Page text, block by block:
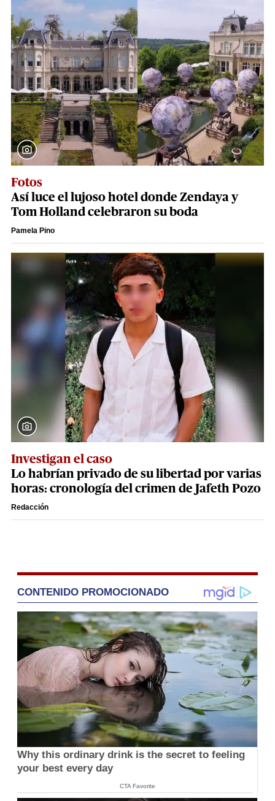
Fotos
Así luce el lujoso hotel donde Zendaya y
Tom Holland celebraron su boda
Pamela Pino
Investigan el caso
Lo habrían privado de su libertad por varias
horas: cronología del crimen de Jafeth Pozo
Redacción
CONTENIDO PROMOCIONADO
Why this ordinary drink is the secret to feeling
your best every day
CTA Favorite